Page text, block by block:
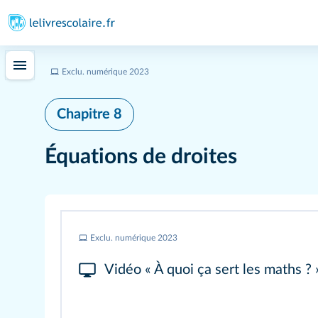
Exclu. numérique 2023
Chapitre 8
Équations de droites
Exclu. numérique 2023
Vidéo « À quoi ça sert les maths ?